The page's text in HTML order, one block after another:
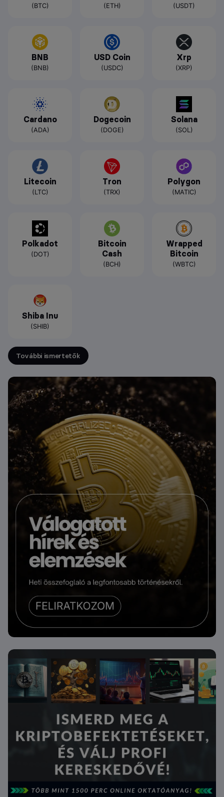
(BTC) (ETH) (USDT)
BNB
(BNB)
USD Coin
(USDC)
Xrp
(XRP)
Cardano
(ADA)
Dogecoin
(DOGE)
Solana
(SOL)
Litecoin
(LTC)
Tron
(TRX)
Polygon
(MATIC)
Polkadot
(DOT)
Bitcoin
Cash
(BCH)
Wrapped
Bitcoin
(WBTC)
Shiba Inu
(SHIB)
További ismertetők